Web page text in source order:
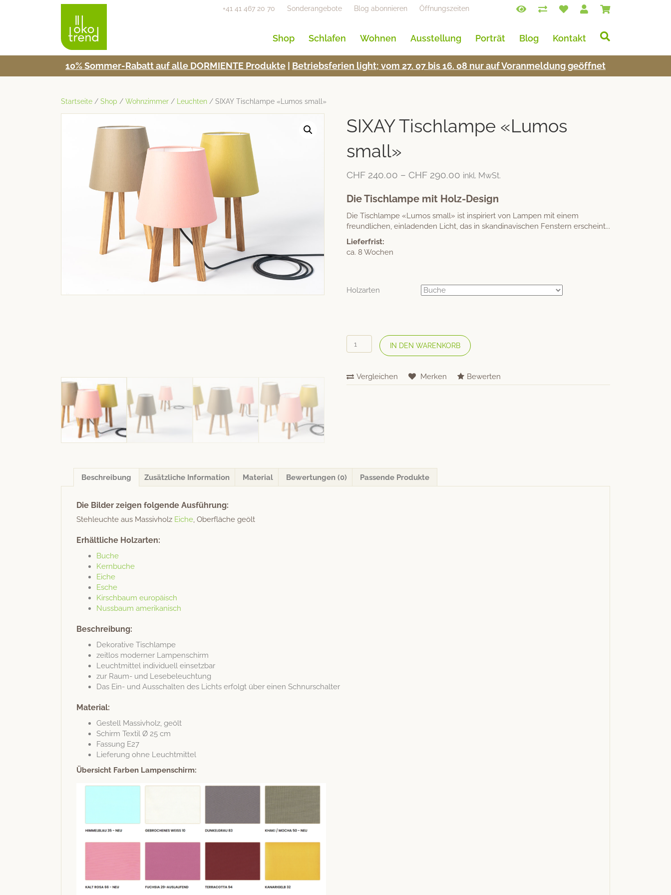
+41 41 467 20 70 Sonderangebote Blog abonnieren Öffnungszeiten
Shop Schlafen Wohnen Ausstellung Porträt Blog Kontakt
10% Som­mer-Rabatt auf alle DORMIENTE Pro­duk­te Betrieb­s­fe­rien light; vom 27. 07 bis 16. 08 nur auf Voran­mel­dung geöffnet
Startseite / Shop / Wohnzimmer / Leuchten / SIXAY Tischlampe «Lumos small»
SIXAY Tischlampe «Lumos
small»
CHF 240.00 – CHF 290.00 inkl. MwSt.
Die Tischlampe mit Holz-Design
Die Tischlampe «Lumos small» ist inspiriert von Lampen mit einem
freundlichen, einladenden Licht, das in skandinavischen Fenstern erscheint...
Lieferfrist:
ca. 8 Wochen
Holzarten
Tischlampe
small»
Menge
IN DEN WARENKORB
Vergleichen Merken Bewerten
Beschreibung Zusätzliche Information Material Bewertungen (0) Passende Produkte
Die Bilder zeigen folgende Ausführung:
Stehleuchte aus Mas­sivholz Eiche, Ober­fläche geölt
Erhältliche Holzarten:
Buche
Kern­buche
Eiche
Esche
Kirschbaum europäisch
Nuss­baum amerikanisch
Beschreibung:
Deko­ra­tive Tischlampe
zeit­los mod­ern­er Lampenschirm
Leucht­mit­tel indi­vidu­ell einsetzbar
zur Raum- und Lesebeleuchtung
Das Ein- und Auss­chal­ten des Lichts erfol­gt über einen Schnurschalter
Material:
Gestell Mas­sivholz, geölt
Schirm Tex­til Ø 25 cm
Fas­sung E27
Liefer­ung ohne Leuchtmittel
Über­sicht Far­ben Lampenschirm: